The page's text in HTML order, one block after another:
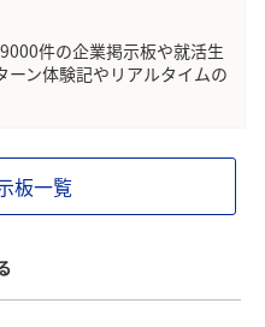
件の企業掲示板や就活生
ーン体験記やリアルタイムの
板一覧